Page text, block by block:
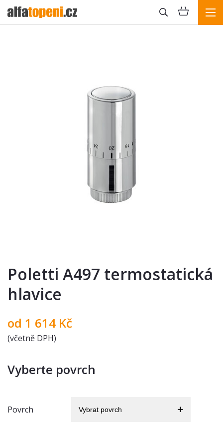
Poletti A497 termostatická
hlavice
od 1 614 Kč
(včetně DPH)
Vyberte povrch
Povrch Vybrat povrch